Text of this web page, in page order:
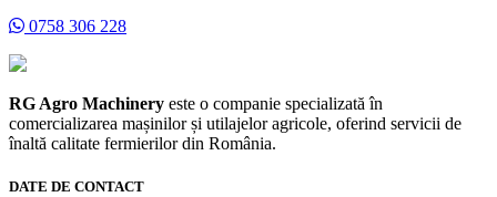
0758 306 228
RG Agro Machinery este o companie specializată în
comercializarea mașinilor și utilajelor agricole, oferind servicii de
înaltă calitate fermierilor din România.
DATE DE CONTACT